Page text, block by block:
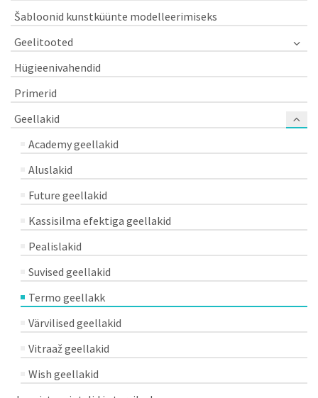
Šabloonid kunstküünte modelleerimiseks
Geelitooted
Hügieenivahendid
Primerid
Geellakid
Academy geellakid
Aluslakid
Future geellakid
Kassisilma efektiga geellakid
Pealislakid
Suvised geellakid
Termo geellakk
Värvilised geellakid
Vitraaž geellakid
Wish geellakid